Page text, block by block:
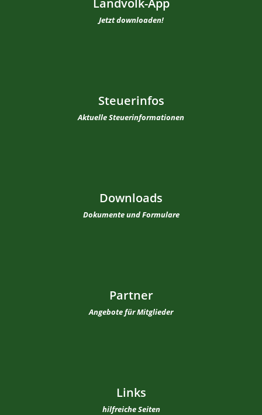
Jetzt downloaden!
Steuerinfos
Aktuelle Steuerinformationen
Downloads
Dokumente und Formulare
Partner
Angebote für Mitglieder
Links
hilfreiche Seiten